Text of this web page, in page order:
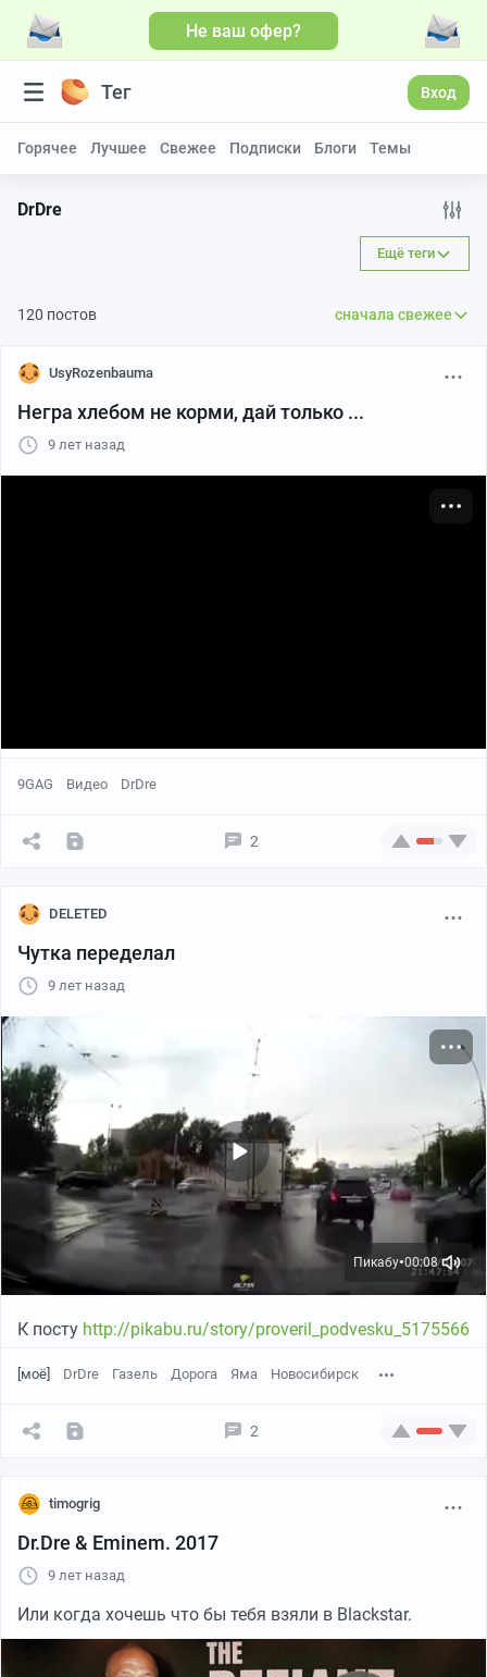
Не ваш офер?
Тег Вход
Горячее Лучшее Свежее Подписки Блоги Темы
DrDre
Ещё теги
120 постов сначала свежее
UsyRozenbauma
Негра хлебом не корми, дай только ...
9 лет назад
9GAG Видео DrDre
2
DELETED
Чутка переделал
9 лет назад
Пикабу●00:08
К посту http://pikabu.ru/story/proveril_podvesku_5175566
[моё] DrDre Газель Дорога Яма Новосибирск
2
timogrig
Dr.Dre & Eminem. 2017
9 лет назад
Или когда хочешь что бы тебя взяли в Blackstar.
Больше видео